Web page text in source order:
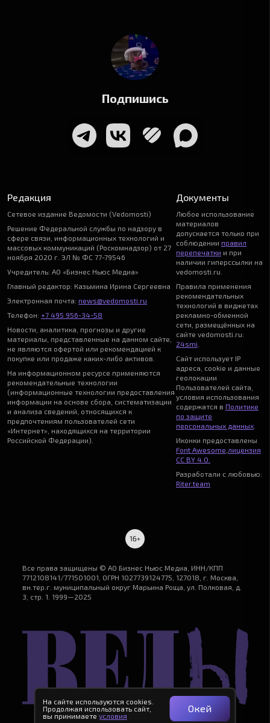
Подпишись
Редакция
Сетевое издание Ведомости (Vedomosti)
Решение Федеральной службы по надзору в
сфере связи, информационных технологий и
массовых коммуникаций (Роскомнадзор) от 27
ноября 2020 г. ЭЛ № ФС 77-79546
Учредитель: АО «Бизнес Ньюс Медиа»
Главный редактор: Казьмина Ирина Сергеевна
Электронная почта: news@vedomosti.ru
Телефон: +7 495 956-34-58
Новости, аналитика, прогнозы и другие
материалы, представленные на данном сайте,
не являются офертой или рекомендацией к
покупке или продаже каких-либо активов.
На информационном ресурсе применяются
рекомендательные технологии
(информационные технологии предоставления
информации на основе сбора, систематизации
и анализа сведений, относящихся к
предпочтениям пользователей сети
«Интернет», находящихся на территории
Российской Федерации).
Документы
Любое использование
материалов
допускается только при
соблюдении правил
перепечатки и при
наличии гиперссылки на
vedomosti.ru.
Правила применения
рекомендательных
технологий в виджетах
рекламно-обменной
сети, размещённых на
сайте vedomosti.ru:
24smi
Сайт использует IP
адреса, cookie и данные
геолокации
Пользователей сайта,
условия использования
содержатся в Политике
по защите
персональных данных.
Иконки предоставлены
Font Awesome лицензия
CC BY 4.0.
Разработали с любовью:
Riter.team
Все права защищены © АО Бизнес Ньюс Медиа, ИНН/КПП
7712108141/771501001, ОГРН 1027739124775, 127018, г. Москва,
вн.тер.г. муниципальный округ Марьина Роща, ул. Полковая, д.
3, стр. 1. 1999—2025
На сайте используются cookies.
Продолжая использовать сайт,
вы принимаете условия
Окей